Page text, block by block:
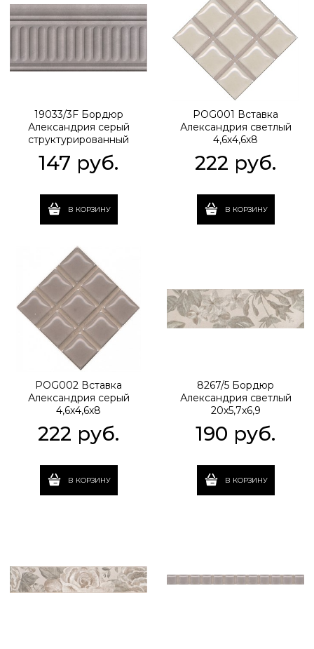
19033/3F Бордюр
Александрия серый
структурированный
147 руб.
В КОРЗИНУ
POG001 Вставка
Александрия светлый
4,6х4,6х8
222 руб.
В КОРЗИНУ
POG002 Вставка
Александрия серый
4,6х4,6х8
222 руб.
В КОРЗИНУ
8267/5 Бордюр
Александрия светлый
20х5,7х6,9
190 руб.
В КОРЗИНУ